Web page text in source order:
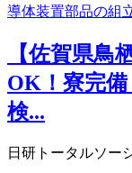
【佐賀県鳥
OK！寮完備
検...
日研トータルソー